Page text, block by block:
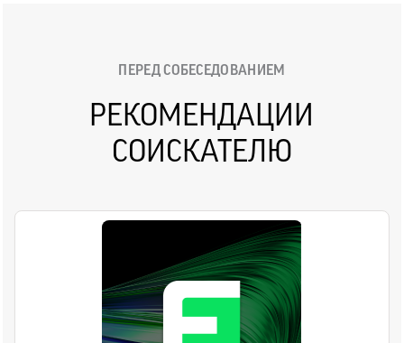
ПЕРЕД СОБЕСЕДОВАНИЕМ
РЕКОМЕНДАЦИИ
СОИСКАТЕЛЮ